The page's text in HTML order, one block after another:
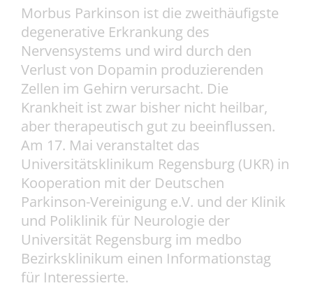
Morbus Parkinson ist die zweithäufigste
degenerative Erkrankung des
Nervensystems und wird durch den
Verlust von Dopamin produzierenden
Zellen im Gehirn verursacht. Die
Krankheit ist zwar bisher nicht heilbar,
aber therapeutisch gut zu beeinflussen.
Am 17. Mai veranstaltet das
Universitätsklinikum Regensburg (UKR) in
Kooperation mit der Deutschen
Parkinson-Vereinigung e.V. und der Klinik
und Poliklinik für Neurologie der
Universität Regensburg im medbo
Bezirksklinikum einen Informationstag
für Interessierte.